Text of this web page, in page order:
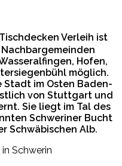
Verleih ist
Hofen,
möglich.
im Osten Baden-
von Stuttgart und
Sie liegt im Tal des
Schweriner Bucht
Schwäbischen Alb.